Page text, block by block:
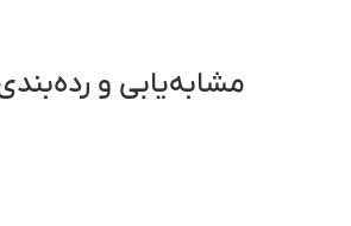
مشابه‌یابی و